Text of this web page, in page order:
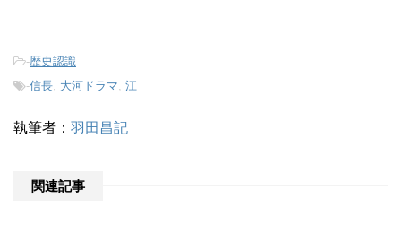
-歴史認識
-信長 大河ドラマ 江
執筆者： 羽田昌記
関連記事